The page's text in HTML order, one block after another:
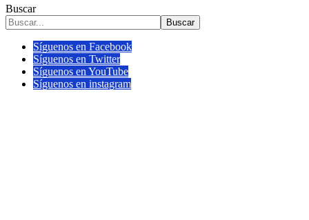
Buscar
Buscar
Síguenos en Facebook
Síguenos en Twitter
Síguenos en YouTube
Síguenos en instagram